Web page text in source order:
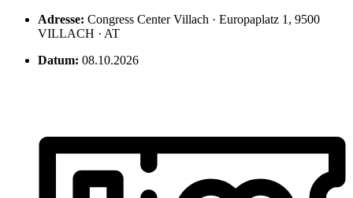
Adresse: Congress Center Villach · Europaplatz 1, 9500
VILLACH · AT
Datum: 08.10.2026